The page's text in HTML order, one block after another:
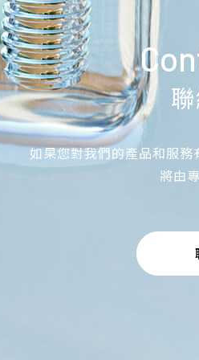
如果您對我們的產品和服
將由